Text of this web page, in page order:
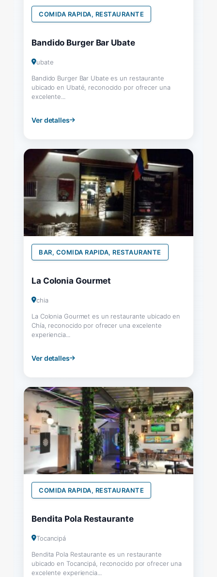
COMIDA RAPIDA, RESTAURANTE
Bandido Burger Bar Ubate
ubate
Bandido Burger Bar Ubate es un restaurante
ubicado en Ubaté, reconocido por ofrecer una
excelente...
Ver detalles
BAR, COMIDA RAPIDA, RESTAURANTE
La Colonia Gourmet
chia
La Colonia Gourmet es un restaurante ubicado en
Chía, reconocido por ofrecer una excelente
experiencia...
Ver detalles
COMIDA RAPIDA, RESTAURANTE
Bendita Pola Restaurante
Tocancipá
Bendita Pola Restaurante es un restaurante
ubicado en Tocancipá, reconocido por ofrecer una
excelente experiencia...